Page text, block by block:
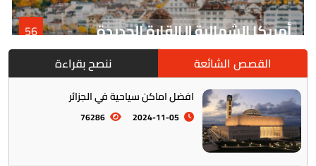
أمريكا الشمالية || القارة الجديدة 56
القصص الشائعة ننصح بقراءة
افضل اماكن سياحية في الجزائر
2024-11-05
76286